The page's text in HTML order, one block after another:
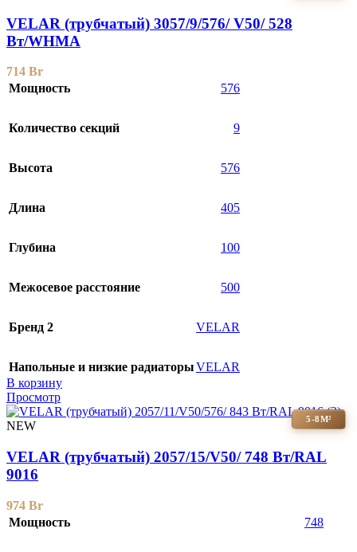
VELAR (трубчатый) 3057/9/576/ V50/ 528
Bт/WHMA
714 Br
Мощность
576
Количество секций 9
Высота 576
Длина 405
Глубина 100
Межосевое расстояние 500
Бренд 2 VELAR
Напольные и низкие радиаторыVELAR
В корзину
Просмотр
5-8М²
NEW
VELAR (трубчатый) 2057/15/V50/ 748 Bт/RAL
9016
974 Br
Мощность
748